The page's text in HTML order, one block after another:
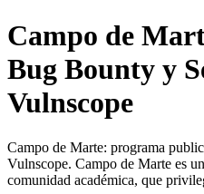
Campo de
Bug Bounty y
Vulnscope
Campo de Marte: programa
Vulnscope. Campo de Marte es
comunidad académica, que